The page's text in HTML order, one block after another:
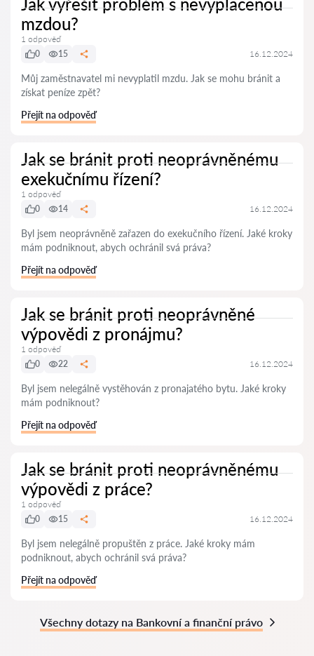
mzdou?
1 odpověď
0
15 16.12.2024
Můj zaměstnavatel mi nevyplatil mzdu. Jak se mohu bránit a
získat peníze zpět?
Přejít na odpověď
Jak se bránit proti neoprávněnému
exekučnímu řízení?
1 odpověď
0
14 16.12.2024
Byl jsem neoprávněně zařazen do exekučního řízení. Jaké kroky
mám podniknout, abych ochránil svá práva?
Přejít na odpověď
Jak se bránit proti neoprávněné
výpovědi z pronájmu?
1 odpověď
0
22 16.12.2024
Byl jsem nelegálně vystěhován z pronajatého bytu. Jaké kroky
mám podniknout?
Přejít na odpověď
Jak se bránit proti neoprávněnému
výpovědi z práce?
1 odpověď
0
15 16.12.2024
Byl jsem nelegálně propuštěn z práce. Jaké kroky mám
podniknout, abych ochránil svá práva?
Přejít na odpověď
Všechny dotazy na Bankovní a finanční právo